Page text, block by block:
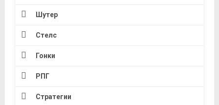
Шутер
Стелс
Гонки
РПГ
Стратегии